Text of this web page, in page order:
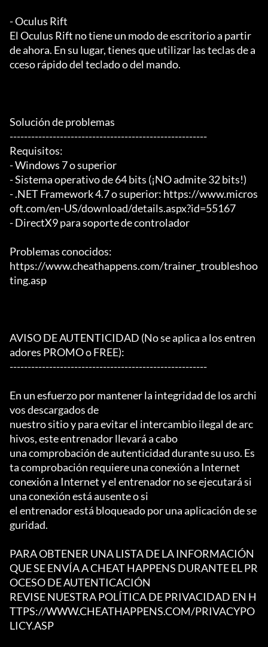
- Oculus Rift
El Oculus Rift no tiene un modo de escritorio a partir
de ahora. En su lugar, tienes que utilizar las teclas de a
cceso rápido del teclado o del mando.
Solución de problemas
-------------------------------------------------------
Requisitos:
- Windows 7 o superior
- Sistema operativo de 64 bits (¡NO admite 32 bits!)
- .NET Framework 4.7 o superior: https://www.micros
oft.com/en-US/download/details.aspx?id=55167
- DirectX9 para soporte de controlador
Problemas conocidos:
https://www.cheathappens.com/trainer_troubleshoo
ting.asp
AVISO DE AUTENTICIDAD (No se aplica a los entren
adores PROMO o FREE):
-------------------------------------------------------
En un esfuerzo por mantener la integridad de los archi
vos descargados de
nuestro sitio y para evitar el intercambio ilegal de arc
hivos, este entrenador llevará a cabo
una comprobación de autenticidad durante su uso. Es
ta comprobación requiere una conexión a Internet
conexión a Internet y el entrenador no se ejecutará si
una conexión está ausente o si
el entrenador está bloqueado por una aplicación de se
guridad.
PARA OBTENER UNA LISTA DE LA INFORMACIÓN
QUE SE ENVÍA A CHEAT HAPPENS DURANTE EL PR
OCESO DE AUTENTICACIÓN
REVISE NUESTRA POLÍTICA DE PRIVACIDAD EN H
TTPS://WWW.CHEATHAPPENS.COM/PRIVACYPO
LICY.ASP